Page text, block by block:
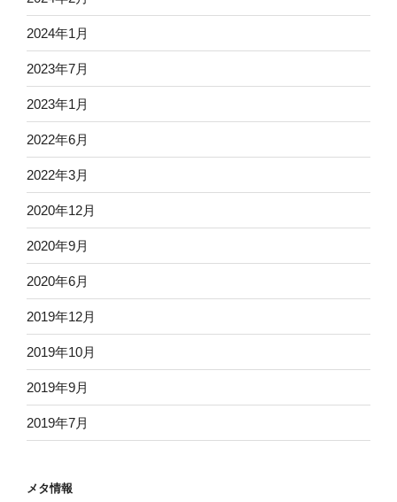
2024年1月
2023年7月
2023年1月
2022年6月
2022年3月
2020年12月
2020年9月
2020年6月
2019年12月
2019年10月
2019年9月
2019年7月
メタ情報